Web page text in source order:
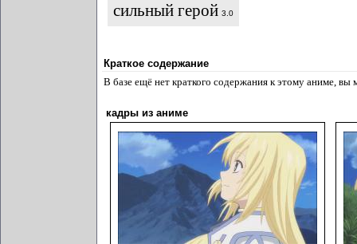
сильный герой 3.0
Краткое содержание
В базе ещё нет краткого содержания к этому аниме, вы
кадры из аниме